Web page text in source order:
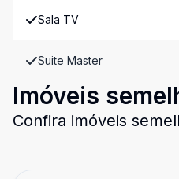
Sala TV
Suite Master
Imóveis
Confira imóveis